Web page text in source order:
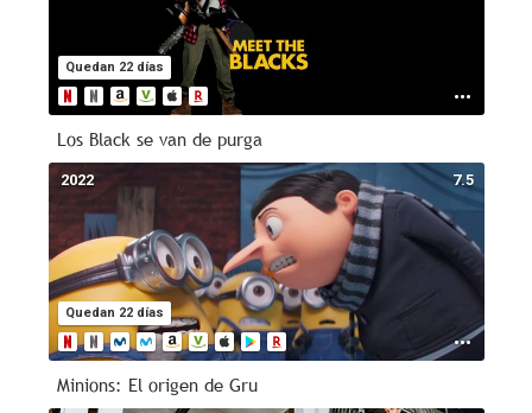
Quedan 22 días
Los Black se van de purga
7.5
Quedan 22 días
2022
Minions: El origen de Gru